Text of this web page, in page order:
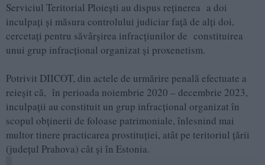
Serviciul Teritorial Ploiești au dispus reținerea a doi
inculpați și măsura controlului judiciar față de alți doi,
cercetați pentru săvârșirea infracțiunilor de constituirea
unui grup infracţional organizat și proxenetism.
Potrivit DIICOT, din actele de urmărire penală efectuate a
reieșit că, în perioada noiembrie 2020 – decembrie 2023,
inculpații au constituit un grup infracțional organizat în
scopul obținerii de foloase patrimoniale, înlesnind mai
multor tinere practicarea prostituției, atât pe teritoriul țării
(județul Prahova) cât și în Estonia.